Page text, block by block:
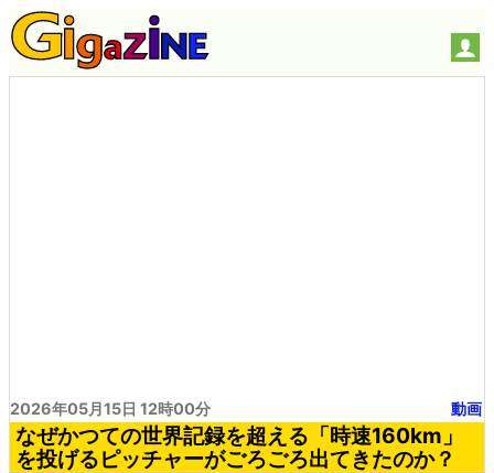
2026年05月15日 12時00分 動画
なぜかつての世界記録を超える「時速160km」
を投げるピッチャーがごろごろ出てきたのか？